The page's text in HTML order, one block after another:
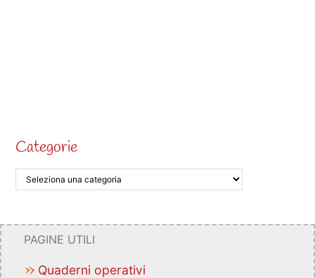
Categorie
PAGINE UTILI
Quaderni operativi